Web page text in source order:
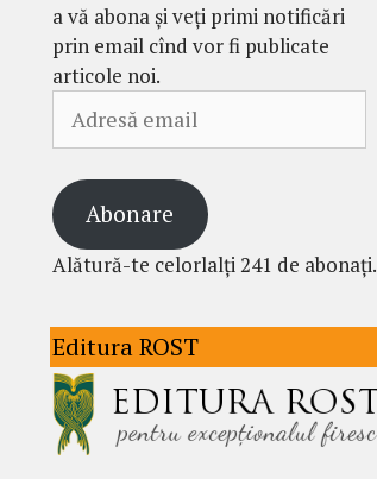
a vă abona și veți primi notificări
prin email cînd vor fi publicate
articole noi.
email
Abonare
Alătură-te celorlalți 241 de abonați.
Editura ROST